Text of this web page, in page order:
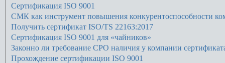
Сертификация ISO 9001
СМК как инструмент повышения конкурентоспособности
Получить сертификат ISO/TS 22163:2017
Сертификация ISO 9001 для «чайников»
Законно ли требование СРО наличия у компании
Прохождение сертификации ISO 9001